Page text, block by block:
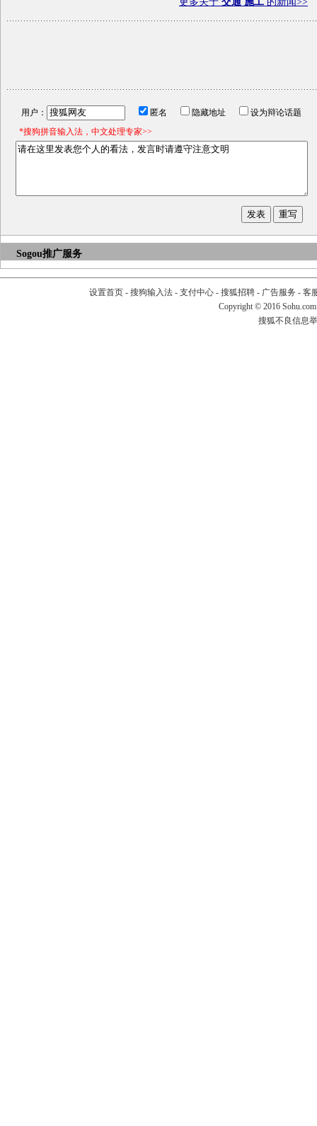
用户： 匿名 隐藏地址
设为辩论话题
*搜狗拼音输入法，中文处理专家>>
Sogou推广服务
设置首页- 搜狗输入法- 支付中心- 搜狐招聘- 广告服务 - 客
Copyright © 2016
搜狐不良信息